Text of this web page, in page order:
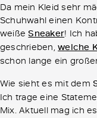
Da mein Kleid sehr
Schuhwahl einen
weißeSneaker! Ich
geschrieben,welche
schon lange ein
Wie sieht es mit dem
Ich trage eine
Mix. Aktuell mag ich